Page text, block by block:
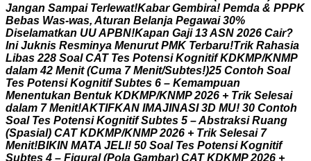
Jangan Sampai Terlewat!Kabar Gembira! Pemda & PPPK
Bebas Was-was, Aturan Belanja Pegawai 30%
Diselamatkan UUAPBN!Kapan Gaji 13ASN 2026 Cair?
Ini Juknis Resminya Menurut PMK Terbaru!Trik Rahasia
Libas 228 Soal CAT Tes Potensi Kognitif KDKMP/KNMP
dalam 42 Menit (Cuma 7 Menit/Subtes!)25 Contoh Soal
Tes Potensi Kognitif Subtes 6 – Kemampuan
Menentukan Bentuk KDKMP/KNMP 2026 + Trik Selesai
dalam 7 Menit!AKTIFKAN IMAJINASI 3D MU! 30 Contoh
Soal Tes Potensi Kognitif Subtes 5 –Abstraksi Ruang
(Spasial) CAT KDKMP/KNMP 2026 + Trik Selesai 7
Menit!BIKIN MATA JELI! 50 Soal Tes Potensi Kognitif
Subtes 4 – Figural (Pola Gambar) CAT KDKMP 2026 +